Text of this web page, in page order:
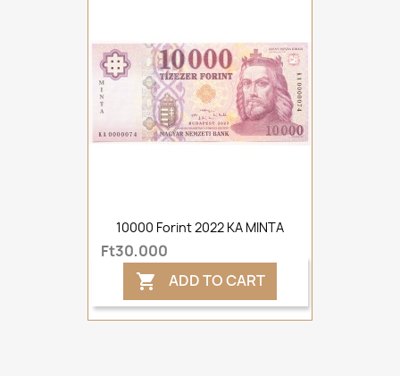
10000 Forint 2022 KA MINTA
Ft30,000
 ADD TO CART